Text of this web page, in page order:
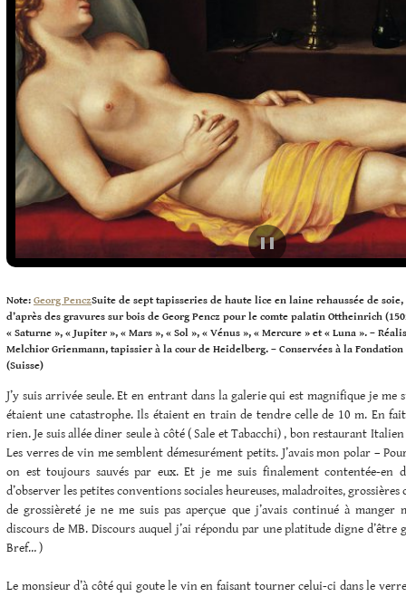
Note: Georg PenczSuite de sept tapisseries de haute lice en laine rehaussée de soie,
d’après des gravures sur bois de Georg Pencz pour le comte palatin Ottheinrich
« Saturne », « Jupiter », « Mars », « Sol », « Vénus », « Mercure » et « Luna ». –
Melchior Grienmann, tapissier à la cour de Heidelberg. – Conservées à la
(Suisse)
J’y suis arrivée seule. Et en entrant dans la galerie qui est magnifique je me
étaient une catastrophe. Ils étaient en train de tendre celle de 10 m. En
rien. Je suis allée diner seule à côté ( Sale et Tabacchi) , bon restaurant
Les verres de vin me semblent démesurément petits. J’avais mon polar –
on est toujours sauvés par eux. Et je me suis finalement contentée-en
d’observer les petites conventions sociales heureuses, maladroites,
de grossièreté je ne me suis pas aperçue que j’avais continué à manger
discours de MB. Discours auquel j’ai répondu par une platitude digne d’être
Bref… )
Le monsieur d’à côté qui goute le vin en faisant tourner celui-ci dans le